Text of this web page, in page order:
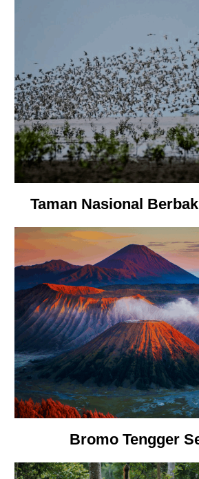
Taman Nasional
Bromo Tengger